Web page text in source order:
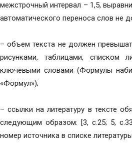
межстрочный интервал – 1,5,
автоматического переноса слов не
– объем текста не должен
рисунками, таблицами, списком
ключевыми словами (Формулы
«Формул»);
– ссылки на литературу в тексте
следующим образом: [3, с.25; 5,
номер источника в списке